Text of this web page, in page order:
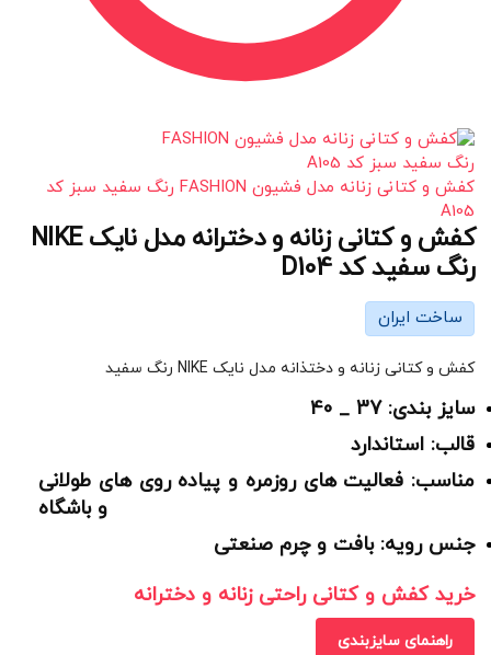
کفش و کتانی زنانه مدل فشیون FASHION رنگ سفید سبز کد
A105
کفش و کتانی زنانه و دخترانه مدل نایک NIKE
رنگ سفید کد D104
ساخت ایران
کفش و کتانی زنانه و دختذانه مدل نایک NIKE رنگ سفید
سایز بندی: 37 _ 40
قالب: استاندارد
مناسب: فعالیت های روزمره و پیاده روی های طولانی
و باشگاه
جنس رویه: بافت و چرم صنعتی
خرید کفش و کتانی راحتی زنانه و دخترانه
راهنمای سایزبندی